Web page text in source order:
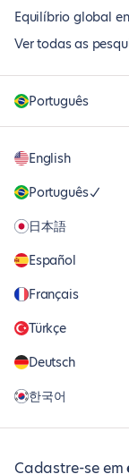
Equilíbrio global
Ver todas as
Português
English
Português
日本語
Español
Français
Türkçe
Deutsch
한국어
Cadastre-se em